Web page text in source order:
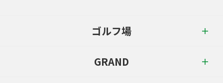
ゴルフ場
GRAND